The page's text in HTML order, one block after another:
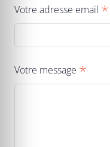
Votre adresse email *
Votre message *